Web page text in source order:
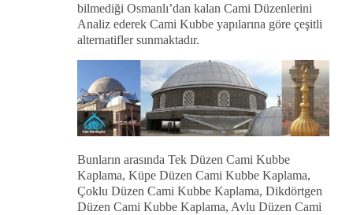
bilmediği Osmanlı’dan kalan Cami Düzenlerini
Analiz ederek Cami Kubbe yapılarına göre çeşitli
alternatifler sunmaktadır.
Bunların arasında Tek Düzen Cami Kubbe
Kaplama, Küpe Düzen Cami Kubbe Kaplama,
Çoklu Düzen Cami Kubbe Kaplama, Dikdörtgen
Düzen Cami Kubbe Kaplama, Avlu Düzen Cami